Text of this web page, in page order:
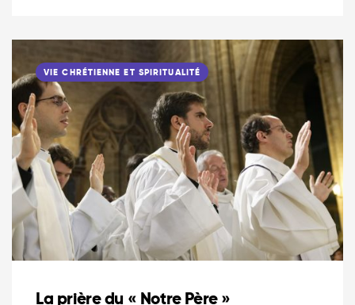
VIE CHRÉTIENNE ET SPIRITUALITÉ
La prière du « Notre Père »